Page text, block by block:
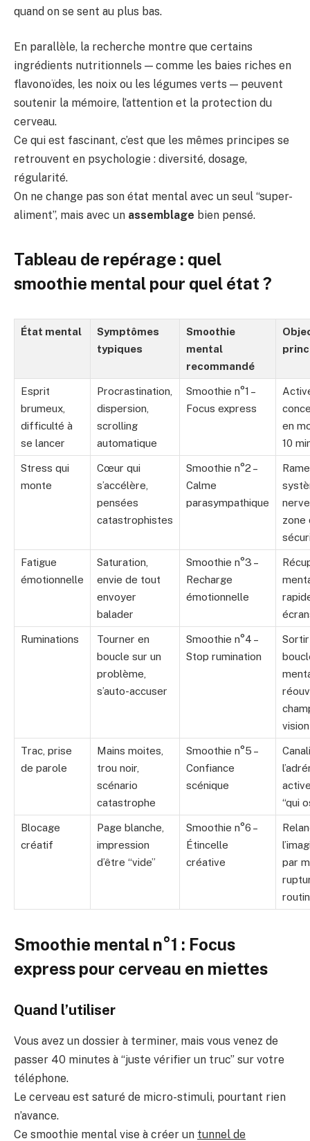
quand on se sent au plus bas.
En parallèle, la recherche montre que certains
ingrédients nutritionnels — comme les baies riches en
flavonoïdes, les noix ou les légumes verts — peuvent
soutenir la mémoire, l’attention et la protection du
cerveau.
Ce qui est fascinant, c’est que les mêmes principes se
retrouvent en psychologie : diversité, dosage,
régularité.
On ne change pas son état mental avec un seul “super-
aliment”, mais avec un assemblage bien pensé.
Tableau de repérage : quel
smoothie mental pour quel état ?
État mental
Symptômes
typiques
Smoothie
mental
recommandé
Esprit
brumeux,
difficulté à
se lancer
Procrastination,
dispersion,
scrolling
automatique
Smoothie n°1 –
Focus express
en
10
Stress qui
monte
Cœur qui
s’accélère,
pensées
catastrophistes
Smoothie n°2 –
Calme
parasympathique
zone
Fatigue
émotionnelle
Saturation,
envie de tout
envoyer
balader
Smoothie n°3 –
Recharge
émotionnelle
Ruminations
Tourner en
boucle sur un
problème,
s’auto-accuser
Smoothie n°4 –
Stop rumination
vision
Trac, prise
de parole
Mains moites,
trou noir,
scénario
catastrophe
Smoothie n°5 –
Confiance
scénique
“qui
Blocage
créatif
Page blanche,
impression
d’être “vide”
Smoothie n°6 –
Étincelle
créative
par
Smoothie mental n°1 : Focus
express pour cerveau en miettes
Quand l’utiliser
Vous avez un dossier à terminer, mais vous venez de
passer 40 minutes à “juste vérifier un truc” sur votre
téléphone.
Le cerveau est saturé de micro-stimuli, pourtant rien
n’avance.
Ce smoothie mental vise à créer un tunnel de